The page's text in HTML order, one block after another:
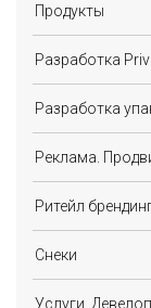
Продукты
Разработка
Разработка
Реклама.
Ритейл
Снеки
Услуги.